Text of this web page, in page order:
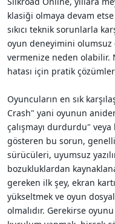
i
klasiği olmaya devam
sıkıcı teknik sorunlarla
oyun deneyimini olumsuz
vermenize neden olabilir.
hatası için pratik
Oyuncuların en sık
Crash" yani oyunun
çalışmayı durdurdu"
gösteren bu sorun,
sürücüleri, uyumsuz
bozukluklardan
gereken ilk şey, ekran
yükseltmek ve oyun
olmalıdır. Gerekirse